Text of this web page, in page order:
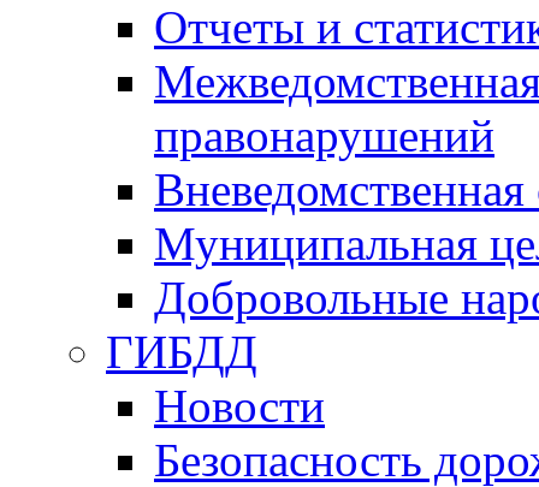
Отчеты и
правонарушений
Вневедомственная
Муниципальная
Добровольные
ГИБДД
Новости
Безопасность